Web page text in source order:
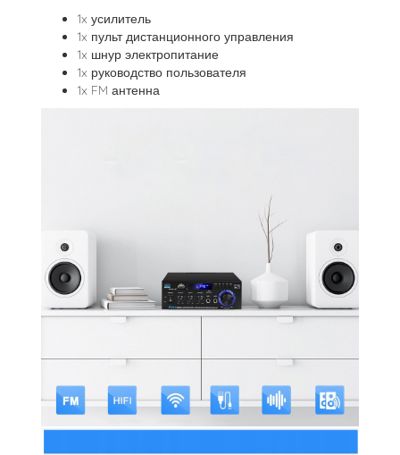
1x усилитель
1x пульт дистанционного управления
1x шнур электропитание
1x руководство пользователя
1x FM антенна